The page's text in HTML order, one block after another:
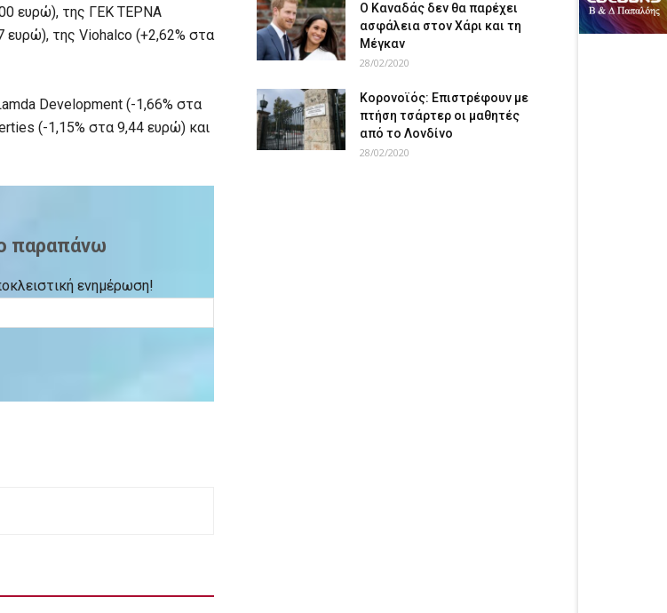
ευρώ), της ΓΕΚ ΤΕΡΝΑ
ευρώ), της Viohalco (+2,62% στα
Development (-1,66% στα
(-1,15% στα 9,44 ευρώ) και
παραπάνω
ενημέρωση!
Ο Καναδάς δεν θα παρέχει
ασφάλεια στον Χάρι και τη
Μέγκαν
28/02/2020
Κορονοϊός: Επιστρέφουν με
πτήση τσάρτερ οι μαθητές
από το Λονδίνο
28/02/2020